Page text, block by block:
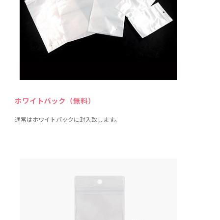
ホワイトパック（無料）
通常はホワイトパックに封入致します。